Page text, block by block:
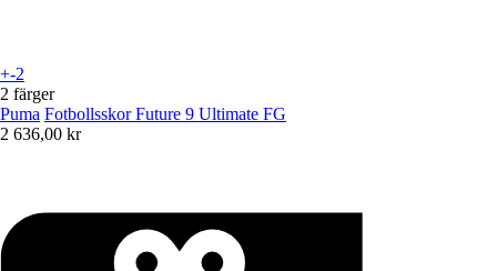
+-2
2 färger
Puma Fotbollsskor Future 9 Ultimate FG
2 636,00 kr